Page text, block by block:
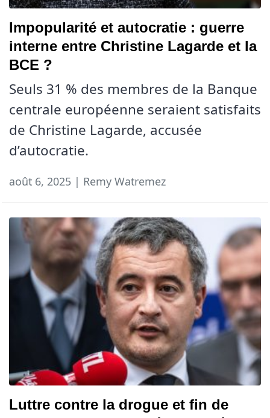
Impopularité et autocratie : guerre
interne entre Christine Lagarde et la
BCE ?
Seuls 31 % des membres de la Banque
centrale européenne seraient satisfaits
de Christine Lagarde, accusée
d’autocratie.
août 6, 2025 | Remy Watremez
Luttre contre la drogue et fin de